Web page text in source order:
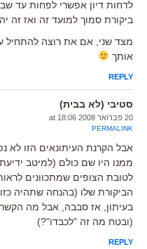
לדחות דיון אפשרי לפחות עד
ביקורת סמוך למועד זה ואז זה
מצד שני, אם את רוצה להתחיל
אותך
REPLY
סטיבי (לא בבית)
20 פברואר 2008 at 18:06
PERMALINK
אבל הקרנת העיתונאים הזו
ממנו היו שם כולם (למיטב
לטובת הצופים שמתכוונים
הביקורת שלו (בהנחה שתהיה
בעיתון, אז סבבה, אבל מה
(ובטח מה זה "לכבדו"?)
REPLY